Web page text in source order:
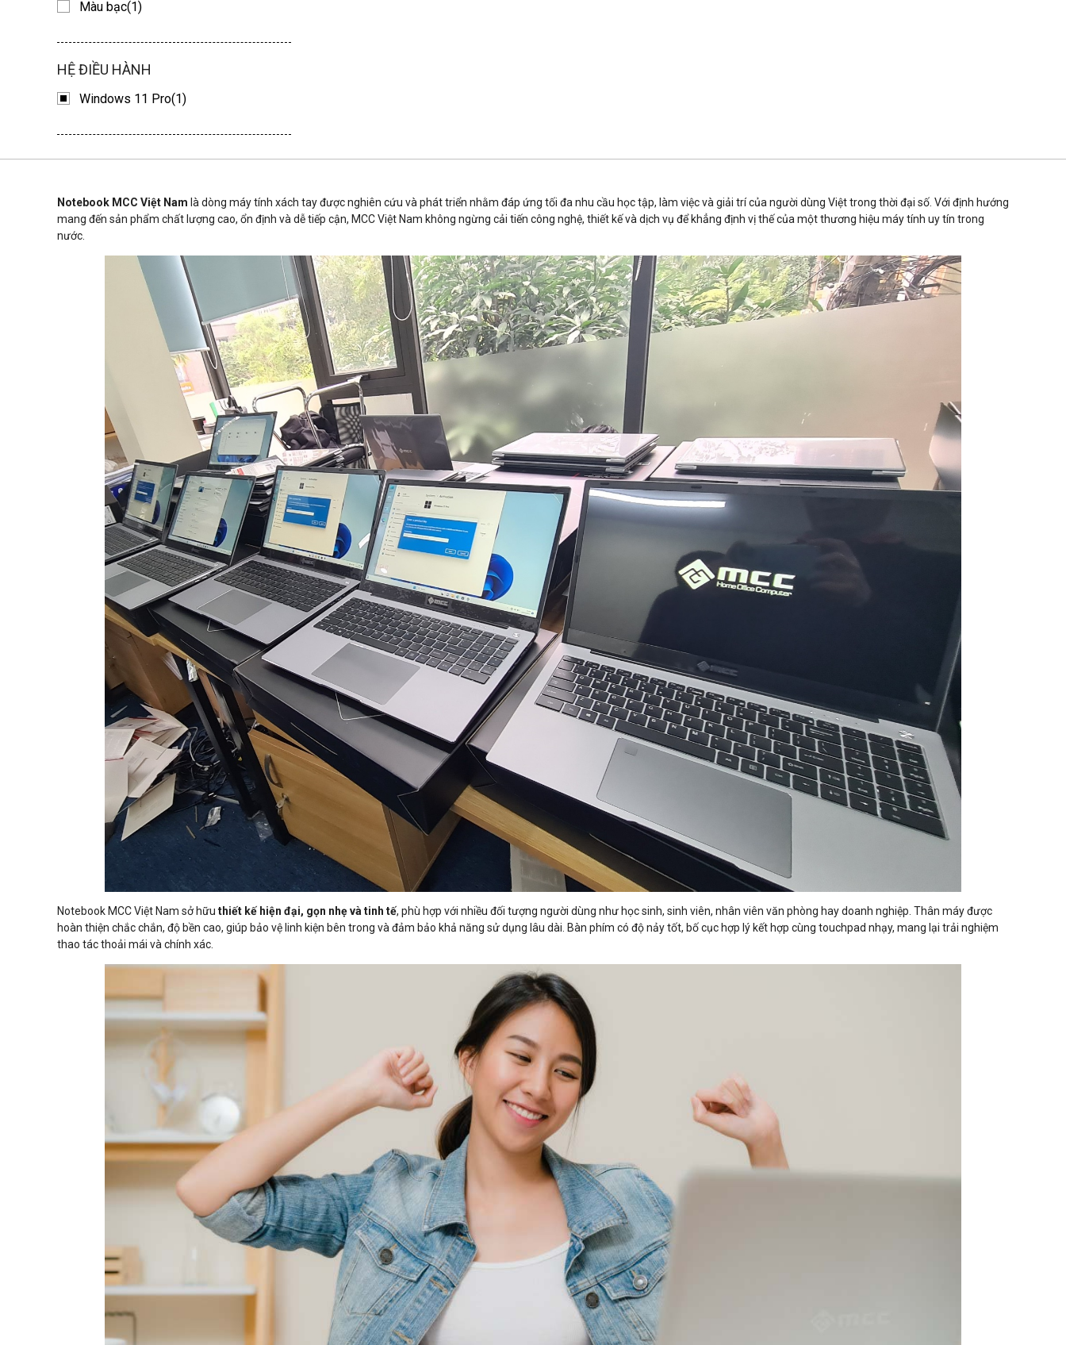
Màu bạc(1)
HỆ ĐIỀU HÀNH
Windows 11 Pro(1)
Notebook MCC Việt Nam là dòng máy tính xách tay được nghiên cứu và phát triển nhằm đáp ứng tối đa nhu cầu học tập, làm việc và giải trí của người dùng Việt trong thời đại số. Với định hướng
mang đến sản phẩm chất lượng cao, ổn định và dễ tiếp cận, MCC Việt Nam không ngừng cải tiến công nghệ, thiết kế và dịch vụ để khẳng định vị thế của một thương hiệu máy tính uy tín trong
nước.
Notebook MCC Việt Nam sở hữu thiết kế hiện đại, gọn nhẹ và tinh tế, phù hợp với nhiều đối tượng người dùng như học sinh, sinh viên, nhân viên văn phòng hay doanh nghiệp. Thân máy được
hoàn thiện chắc chắn, độ bền cao, giúp bảo vệ linh kiện bên trong và đảm bảo khả năng sử dụng lâu dài. Bàn phím có độ nảy tốt, bố cục hợp lý kết hợp cùng touchpad nhạy, mang lại trải nghiệm
thao tác thoải mái và chính xác.